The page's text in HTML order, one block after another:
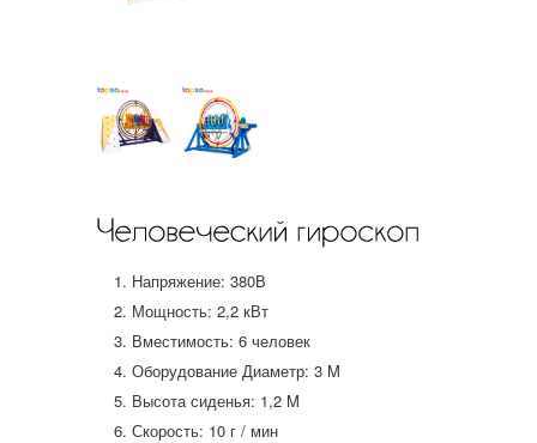
Напряжение: 380В
Мощность: 2,2 кВт
Вместимость: 6 человек
Оборудование Диаметр: 3 M
Высота сиденья: 1,2 M
Скорость: 10 г / мин